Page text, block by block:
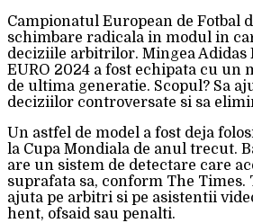
Campionatul European de Fotbal
schimbare radicala in modul in
deciziile arbitrilor. Mingea Adidas
EURO 2024 a fost echipata cu un
de ultima generatie. Scopul? Sa
deciziilor controversate si sa
Un astfel de model a fost deja
la Cupa Mondiala de anul trecut.
are un sistem de detectare care
suprafata sa, conform The Times.
ajuta pe arbitri si pe asistentii
hent, ofsaid sau penalti.